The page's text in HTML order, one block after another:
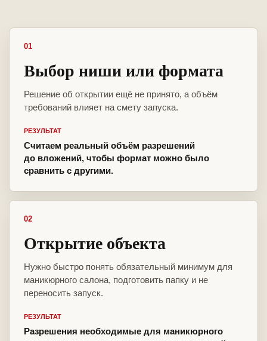
01
Выбор ниши или формата
Решение об открытии ещё не принято, а объём
требований влияет на смету запуска.
РЕЗУЛЬТАТ
Считаем реальный объём разрешений
до вложений, чтобы формат можно было
сравнить с другими.
02
Открытие объекта
Нужно быстро понять обязательный минимум для
маникюрного салона, подготовить папку и не
переносить запуск.
РЕЗУЛЬТАТ
Разрешения необходимые для маникюрного